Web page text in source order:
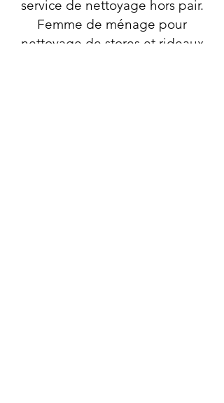
service de nettoyage hors pair.
Femme de ménage pour
nettoyage de stores et rideaux